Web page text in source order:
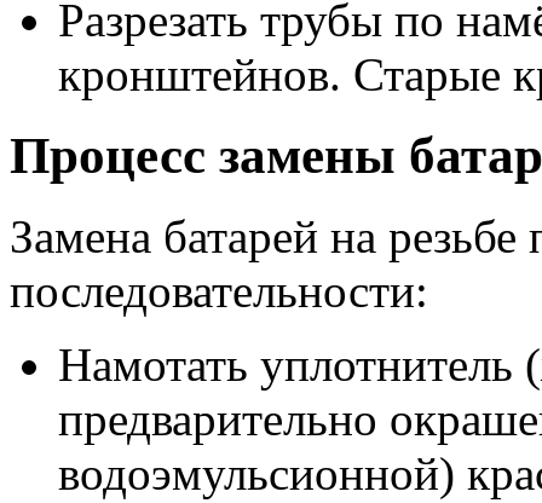
Разрезать трубы по
кронштейнов. Старые
Процесс замены
Замена батарей на
последовательности:
Намотать уплотнитель
предварительно
водоэмульсионной)